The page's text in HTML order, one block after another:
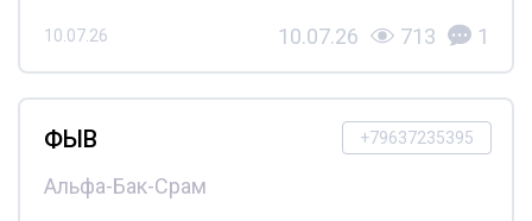
10.07.26 10.07.26 713 1
+79637235395
ФЫВ
Альфа-Бак-Срам